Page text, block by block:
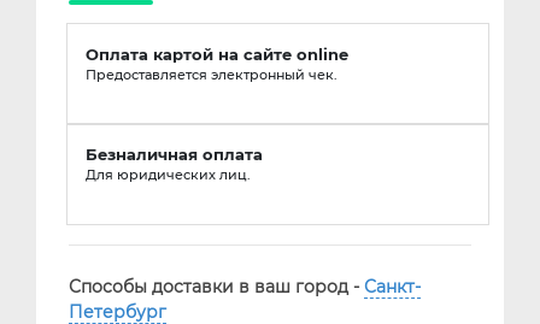
Оплата картой на сайте online
Предоставляется электронный чек.
Безналичная оплата
Для юридических лиц.
Способы доставки в ваш город - Санкт-
Петербург